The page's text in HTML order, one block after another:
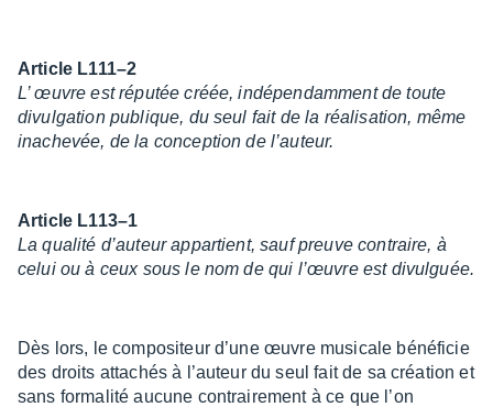
Article L111–2
L’ œuvre est répu­tée créée, indé­pen­dam­ment de toute
divul­ga­tion publique, du seul fait de la réali­sa­tion, même
inache­vée, de la concep­tion de l’au­teur.
Article L113–1
La qualité d’au­teur appar­tient, sauf preuve contraire, à
celui ou à ceux sous le nom de qui l’œuvre est divul­guée.
Dès lors, le compo­si­teur d’une œuvre musi­cale béné­fi­cie
des droits atta­chés à l’au­teur du seul fait de sa créa­tion et
sans forma­lité aucune contrai­re­ment à ce que l’on